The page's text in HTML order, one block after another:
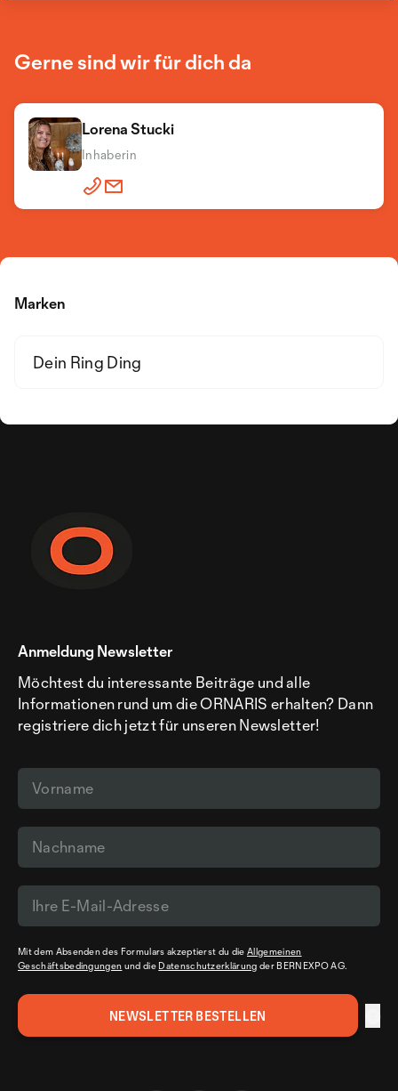
Gerne sind wir für dich da
Lorena Stucki
Inhaberin
Marken
Dein Ring Ding
Anmeldung Newsletter
Möchtest du interessante Beiträge und alle
Informationen rund um die ORNARIS erhalten? Dann
registriere dich jetzt für unseren Newsletter!
Mit dem Absenden des Formulars akzeptierst du dieAllgemeinen
Geschäftsbedingungen und die Datenschutzerklärung der BERNEXPO AG.